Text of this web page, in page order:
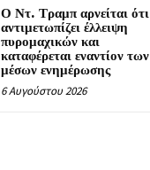
Ο Ντ. Τραμπ αρνείται ότι
αντιμετωπίζει έλλειψη
πυρομαχικών και
καταφέρεται εναντίον των
μέσων ενημέρωσης
6 Αυγούστου 2026